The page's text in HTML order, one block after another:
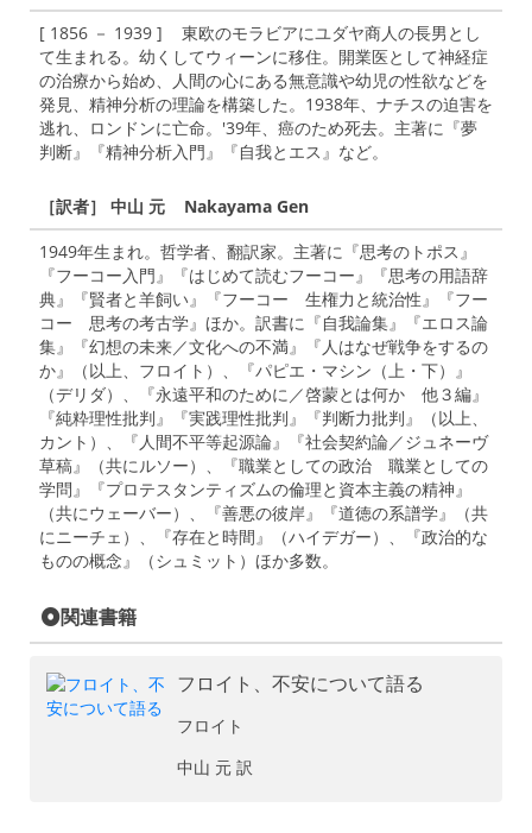
[ 1856 － 1939 ] 東欧のモラビアにユダヤ商人の長男とし
て生まれる。幼くしてウィーンに移住。開業医として神経症
の治療から始め、人間の心にある無意識や幼児の性欲などを
発見、精神分析の理論を構築した。1938年、ナチスの迫害を
逃れ、ロンドンに亡命。'39年、癌のため死去。主著に『夢
判断』『精神分析入門』『自我とエス』など。
［訳者］ 中山 元 Nakayama Gen
1949年生まれ。哲学者、翻訳家。主著に『思考のトポス』
『フーコー入門』『はじめて読むフーコー』『思考の用語辞
典』『賢者と羊飼い』『フーコー 生権力と統治性』『フー
コー 思考の考古学』ほか。訳書に『自我論集』『エロス論
集』『幻想の未来／文化への不満』『人はなぜ戦争をするの
か』（以上、フロイト）、『パピエ・マシン（上・下）』
（デリダ）、『永遠平和のために／啓蒙とは何か 他３編』
『純粋理性批判』『実践理性批判』『判断力批判』（以上、
カント）、『人間不平等起源論』『社会契約論／ジュネーヴ
草稿』（共にルソー）、『職業としての政治 職業としての
学問』『プロテスタンティズムの倫理と資本主義の精神』
（共にウェーバー）、『善悪の彼岸』『道徳の系譜学』（共
にニーチェ）、『存在と時間』（ハイデガー）、『政治的な
ものの概念』（シュミット）ほか多数。
関連書籍
フロイト、不安について語る
フロイト
中山 元 訳